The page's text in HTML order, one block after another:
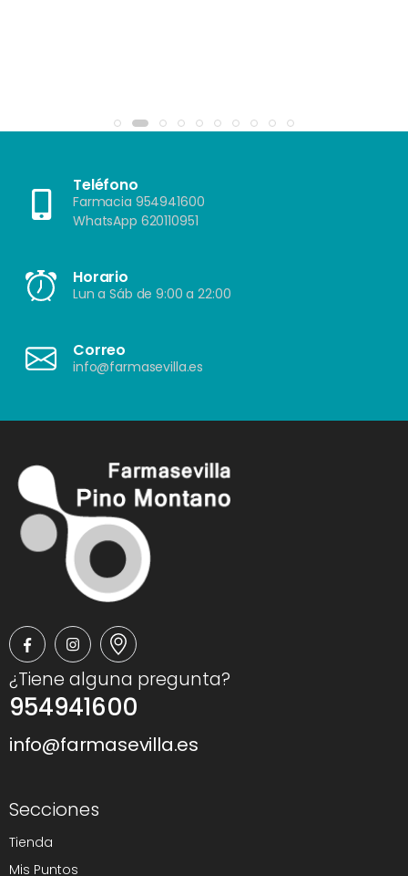
Teléfono
Farmacia 954941600
WhatsApp 620110951
Horario
Lun a Sáb de 9:00 a 22:00
Correo
info@farmasevilla.es
¿Tiene alguna pregunta?
954941600
info@farmasevilla.es
Secciones
Tienda
Mis Puntos